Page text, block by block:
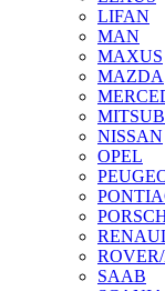
LIFAN
MAN
MAXUS
MAZDA
NISSAN
OPEL
SAAB